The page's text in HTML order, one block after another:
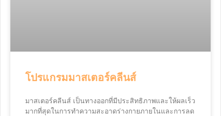
โปรแกรมมาสเตอร์คลีนส์
มาสเตอร์คลีนส์ เป็นทางออกที่มีประสิทธิภาพและให้ผลเร็ว
มากที่สุดในการทำความสะอาดร่างกายภายในและการลด